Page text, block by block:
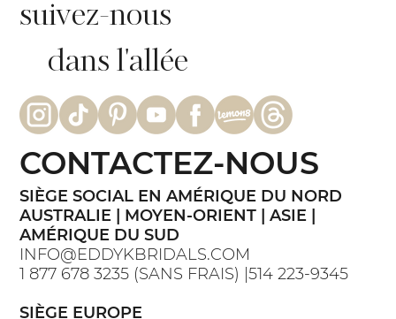
suivez-nous
dans l'allée
SIÈGE SOCIAL EN AMÉRIQUE DU NORD
AUSTRALIE | MOYEN-ORIENT | ASIE |
AMÉRIQUE DU SUD
INFO@EDDYKBRIDALS.COM
1 877 678 3235 (SANS FRAIS) |514 223-9345
SIÈGE EUROPE
CONTACTEZ-NOUS